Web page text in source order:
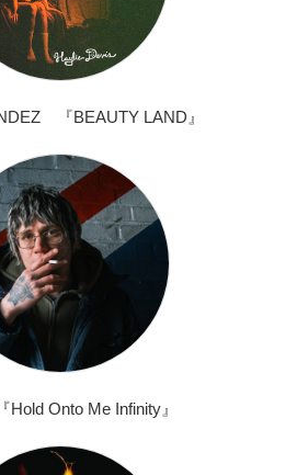
『BEAUTY LAND』
Onto Me Infinity』